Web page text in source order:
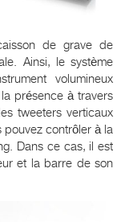
de grave de
Ainsi, le système
volumineux
présence à travers
tweeters verticaux
contrôler à la
Dans ce cas, il est
et la barre de son